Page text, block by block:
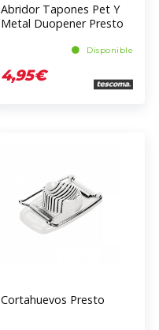
Abridor Tapones Pet Y
Metal Duopener Presto
Disponible
4,95€
Cortahuevos Presto